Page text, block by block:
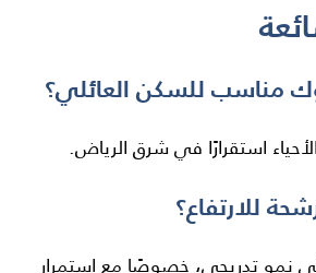
مناسب للسكن العائلي؟
استقرارًا في شرق الرياض.
للارتفاع؟
إلى نمو تدريجي، خصوصًا مع استمرار